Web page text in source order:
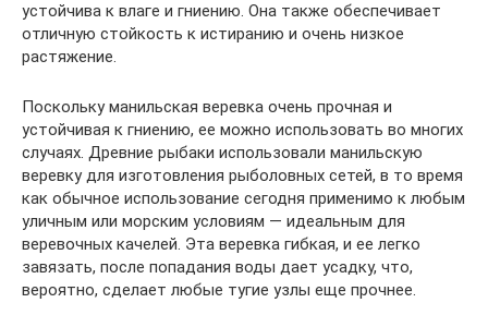
устойчива к влаге и гниению. Она также обеспечивает
отличную стойкость к истиранию и очень низкое
растяжение.
Поскольку манильская веревка очень прочная и
устойчивая к гниению, ее можно использовать во многих
случаях. Древние рыбаки использовали манильскую
веревку для изготовления рыболовных сетей, в то время
как обычное использование сегодня применимо к любым
уличным или морским условиям — идеальным для
веревочных качелей. Эта веревка гибкая, и ее легко
завязать, после попадания воды дает усадку, что,
вероятно, сделает любые тугие узлы еще прочнее.